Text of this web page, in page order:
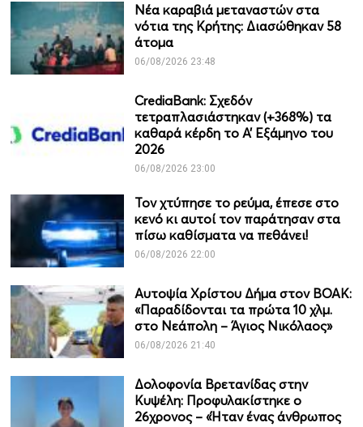
Νέα καραβιά μεταναστών στα
νότια της Κρήτης: Διασώθηκαν 58
άτομα
06/08/2026 23:48
CrediaBank: Σχεδόν
τετραπλασιάστηκαν (+368%) τα
καθαρά κέρδη το Α’ Εξάμηνο του
2026
06/08/2026 23:00
Τον χτύπησε το ρεύμα, έπεσε στο
κενό κι αυτοί τον παράτησαν στα
πίσω καθίσματα να πεθάνει!
06/08/2026 22:00
Αυτοψία Χρίστου Δήμα στον ΒΟΑΚ:
«Παραδίδονται τα πρώτα 10 χλμ.
στο Νεάπολη – Άγιος Νικόλαος»
06/08/2026 21:40
Δολοφονία Βρετανίδας στην
Κυψέλη: Προφυλακίστηκε ο
26χρονος – «Ήταν ένας άνθρωπος